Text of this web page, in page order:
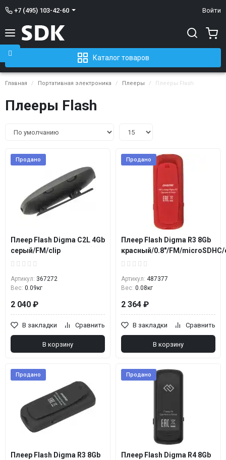
+7 (495) 103-42-60 Войти
Каталог товаров
Главная Портативная электроника Плееры Плееры Flash
Плееры Flash
Продано
Плеер Flash Digma C2L 4Gb
серый/FM/clip
Артикул: 367272
Вес: 0.09кг
2 040 ₽
В закладки Сравнить
В корзину
Продано
Плеер Flash Digma R3 8Gb
красный/0.8"/FM/
Артикул: 487377
Вес: 0.08кг
2 364 ₽
В закладки Сравнить
В корзину
Продано
Плеер Flash Digma R3 8Gb
Продано
Плеер Flash Digma R4 8Gb